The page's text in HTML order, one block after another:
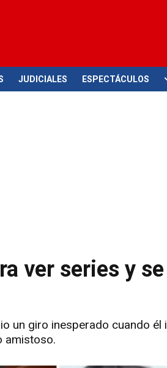
JUDICIALES ESPECTÁCULOS
ver series y
un giro inesperado cuando él
amistoso.